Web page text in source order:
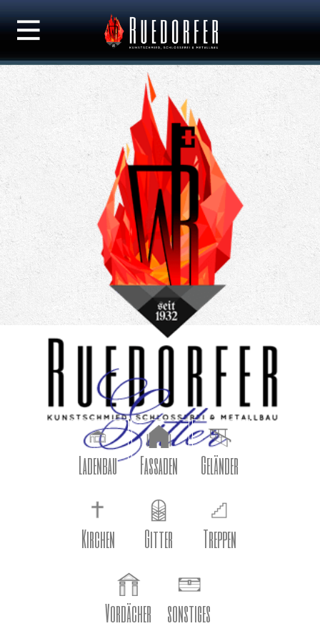
Ladenbau Fassaden Geländer
Kirchen Gitter Treppen
Vordächer sonstiges